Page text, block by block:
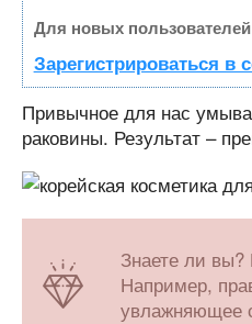
Для новых
Зарегистрироваться в
Привычное для нас
раковины. Результат –
Знаете ли
Например,
увлажняющее